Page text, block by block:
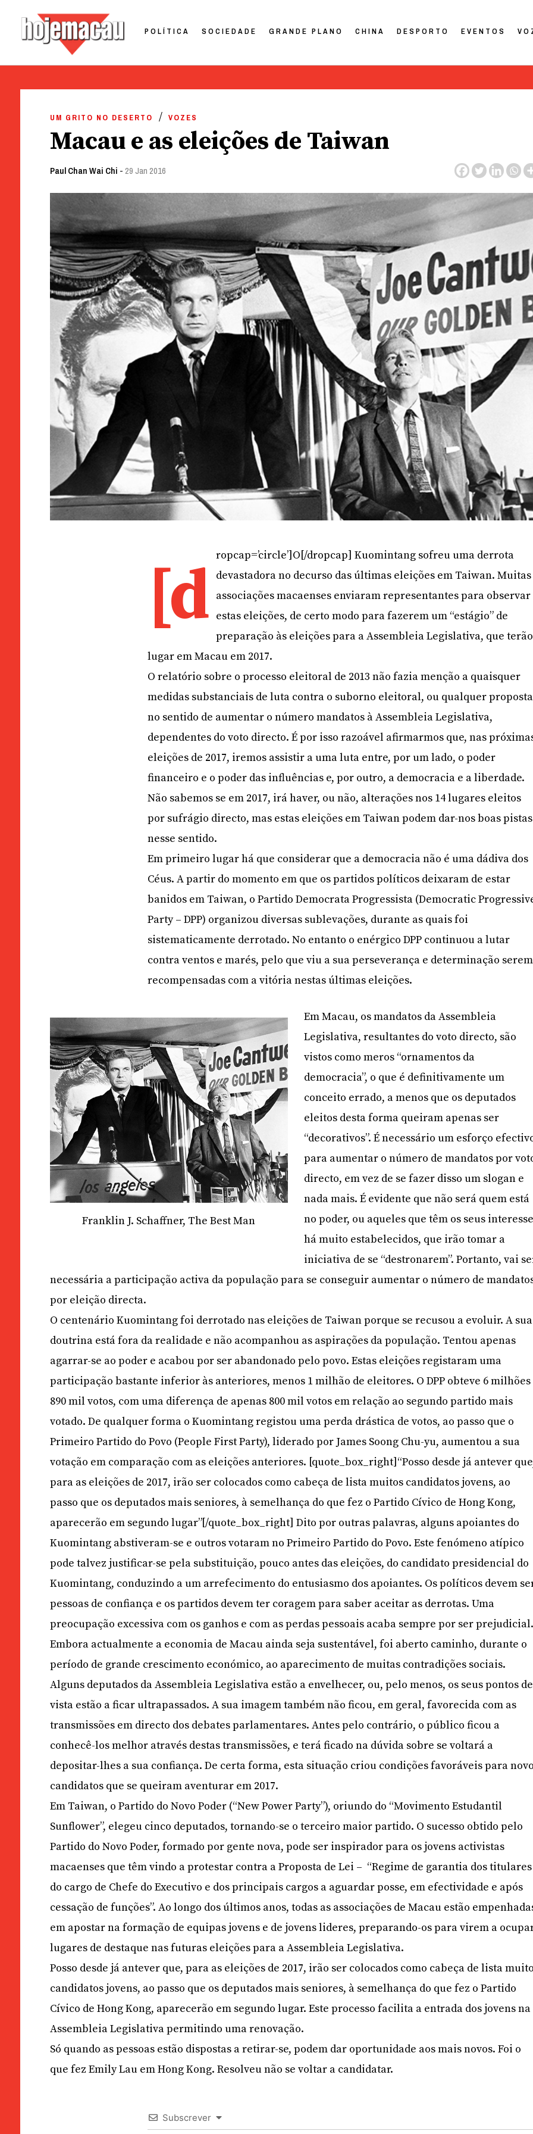
POLÍTICA SOCIEDADE GRANDE PLANO CHINA DESPORTO EVENTOS
UM GRITO NO DESERTO VOZES
Macau e as eleições de Taiwan
Paul Chan Wai Chi - 29 Jan 2016
[d ropcap=’circle’]O[/dropcap] Kuomintang sofreu uma derrota
devastadora no decurso das últimas eleições em Taiwan. Muitas
associações macaenses enviaram representantes para observar
estas eleições, de certo modo para fazerem um “estágio” de
preparação às eleições para a Assembleia Legislativa, que terão
lugar em Macau em 2017.
O relatório sobre o processo eleitoral de 2013 não fazia menção a quaisquer
medidas substanciais de luta contra o suborno eleitoral, ou qualquer proposta
no sentido de aumentar o número mandatos à Assembleia Legislativa,
dependentes do voto directo. É por isso razoável afirmarmos que, nas
eleições de 2017, iremos assistir a uma luta entre, por um lado, o poder
financeiro e o poder das influências e, por outro, a democracia e a liberdade.
Não sabemos se em 2017, irá haver, ou não, alterações nos 14 lugares eleitos
por sufrágio directo, mas estas eleições em Taiwan podem dar-nos boas pistas
nesse sentido.
Em primeiro lugar há que considerar que a democracia não é uma dádiva dos
Céus. A partir do momento em que os partidos políticos deixaram de estar
banidos em Taiwan, o Partido Democrata Progressista (Democratic
Party – DPP) organizou diversas sublevações, durante as quais foi
sistematicamente derrotado. No entanto o enérgico DPP continuou a lutar
contra ventos e marés, pelo que viu a sua perseverança e determinação serem
recompensadas com a vitória nestas últimas eleições.
Franklin J. Schaffner, The Best Man
Em Macau, os mandatos da Assembleia
Legislativa, resultantes do voto directo, são
vistos como meros “ornamentos da
democracia”, o que é definitivamente um
conceito errado, a menos que os deputados
eleitos desta forma queiram apenas ser
“decorativos”. É necessário um esforço
para aumentar o número de mandatos por
directo, em vez de se fazer disso um slogan e
nada mais. É evidente que não será quem está
no poder, ou aqueles que têm os seus
há muito estabelecidos, que irão tomar a
iniciativa de se “destronarem”. Portanto, vai
necessária a participação activa da população para se conseguir aumentar o número de
por eleição directa.
O centenário Kuomintang foi derrotado nas eleições de Taiwan porque se recusou a evoluir. A sua
doutrina está fora da realidade e não acompanhou as aspirações da população. Tentou apenas
agarrar-se ao poder e acabou por ser abandonado pelo povo. Estas eleições registaram uma
participação bastante inferior às anteriores, menos 1 milhão de eleitores. O DPP obteve 6 milhões
890 mil votos, com uma diferença de apenas 800 mil votos em relação ao segundo partido mais
votado. De qualquer forma o Kuomintang registou uma perda drástica de votos, ao passo que o
Primeiro Partido do Povo (People First Party), liderado por James Soong Chu-yu, aumentou a sua
votação em comparação com as eleições anteriores. [quote_box_right]“Posso desde já antever
para as eleições de 2017, irão ser colocados como cabeça de lista muitos candidatos jovens, ao
passo que os deputados mais seniores, à semelhança do que fez o Partido Cívico de Hong Kong,
aparecerão em segundo lugar”[/quote_box_right] Dito por outras palavras, alguns apoiantes do
Kuomintang abstiveram-se e outros votaram no Primeiro Partido do Povo. Este fenómeno atípico
pode talvez justificar-se pela substituição, pouco antes das eleições, do candidato presidencial do
Kuomintang, conduzindo a um arrefecimento do entusiasmo dos apoiantes. Os políticos devem
pessoas de confiança e os partidos devem ter coragem para saber aceitar as derrotas. Uma
preocupação excessiva com os ganhos e com as perdas pessoais acaba sempre por ser prejudicial.
Embora actualmente a economia de Macau ainda seja sustentável, foi aberto caminho, durante o
período de grande crescimento económico, ao aparecimento de muitas contradições sociais.
Alguns deputados da Assembleia Legislativa estão a envelhecer, ou, pelo menos, os seus pontos de
vista estão a ficar ultrapassados. A sua imagem também não ficou, em geral, favorecida com as
transmissões em directo dos debates parlamentares. Antes pelo contrário, o público ficou a
conhecê-los melhor através destas transmissões, e terá ficado na dúvida sobre se voltará a
depositar-lhes a sua confiança. De certa forma, esta situação criou condições favoráveis para
candidatos que se queiram aventurar em 2017.
Em Taiwan, o Partido do Novo Poder (“New Power Party”), oriundo do “Movimento Estudantil
Sunflower”, elegeu cinco deputados, tornando-se o terceiro maior partido. O sucesso obtido pelo
Partido do Novo Poder, formado por gente nova, pode ser inspirador para os jovens activistas
macaenses que têm vindo a protestar contra a Proposta de Lei – “Regime de garantia dos titulares
do cargo de Chefe do Executivo e dos principais cargos a aguardar posse, em efectividade e após
cessação de funções”. Ao longo dos últimos anos, todas as associações de Macau estão
em apostar na formação de equipas jovens e de jovens lideres, preparando-os para virem a
lugares de destaque nas futuras eleições para a Assembleia Legislativa.
Posso desde já antever que, para as eleições de 2017, irão ser colocados como cabeça de lista
candidatos jovens, ao passo que os deputados mais seniores, à semelhança do que fez o Partido
Cívico de Hong Kong, aparecerão em segundo lugar. Este processo facilita a entrada dos jovens na
Assembleia Legislativa permitindo uma renovação.
Só quando as pessoas estão dispostas a retirar-se, podem dar oportunidade aos mais novos. Foi o
que fez Emily Lau em Hong Kong. Resolveu não se voltar a candidatar.
Subscrever